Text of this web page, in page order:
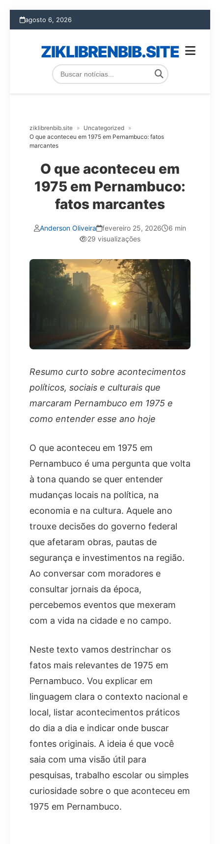
agosto 6, 2026
ZIKLIBRENBIB.SITE
ziklibrenbib.site » Uncategorized »
O que aconteceu em 1975 em Pernambuco: fatos
marcantes
O que aconteceu em
1975 em Pernambuco:
fatos marcantes
Anderson Oliveira fevereiro 25, 2026
6 min
29 visualizações
Resumo curto sobre acontecimentos
políticos, sociais e culturais que
marcaram Pernambuco em 1975 e
como entender esse ano hoje
O que aconteceu em 1975 em
Pernambuco é uma pergunta que volta
à tona quando se quer entender
mudanças locais na política, na
economia e na cultura. Aquele ano
trouxe decisões do governo federal
que afetaram obras, pautas de
segurança e investimentos na região.
Ao conversar com moradores e
consultar jornais da época,
percebemos eventos que mexeram
com a vida na cidade e no campo.
Neste texto vamos destrinchar os
fatos mais relevantes de 1975 em
Pernambuco. Vou explicar em
linguagem clara o contexto nacional e
local, listar acontecimentos práticos
do dia a dia e indicar onde buscar
fontes originais. A ideia é que você
saia com uma visão útil para
pesquisas, trabalho escolar ou simples
curiosidade sobre o que aconteceu em
1975 em Pernambuco.